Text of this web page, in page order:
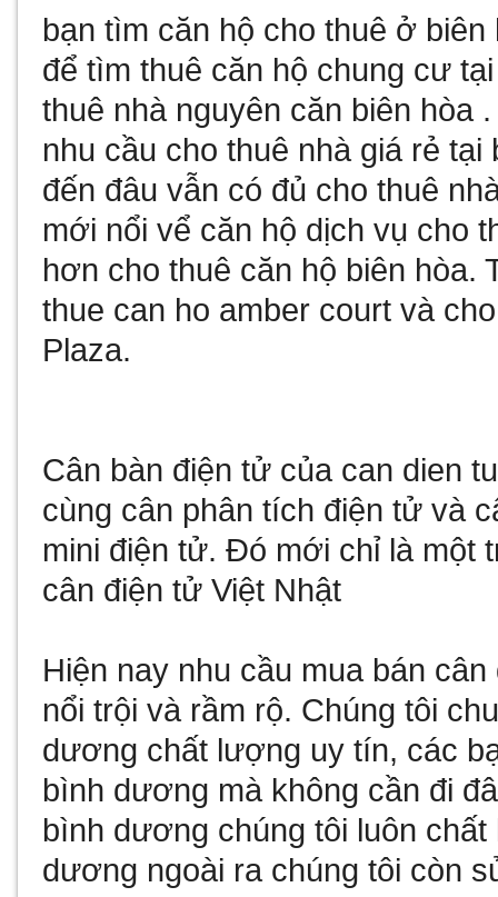
bạn tìm căn hộ cho thuê ở biên
để tìmthuê căn hộ chung cư
thuê nhà nguyên căn biên hòa
nhu cầu cho thuê nhà giá rẻ tại
đến đâu vẫn có đủ cho thuê
mới nổi vể căn hộ dịch vụ cho
hơn cho thuê căn hộ biên hòa.
thue can ho amber court và
Plaza.
Cân bàn điện tử của can dien tu
cùng cân phân tích điện tử và
mini điện tử. Đó mới chỉ là một
cân điện tử Việt Nhật
Hiện nay nhu cầu mua bán
nổi trội và rầm rộ. Chúng tôi
dương chất lượng uy tín, các
bình dương mà không cần đi
bình dương chúng tôi luôn
dương ngoài ra chúng tôi còn